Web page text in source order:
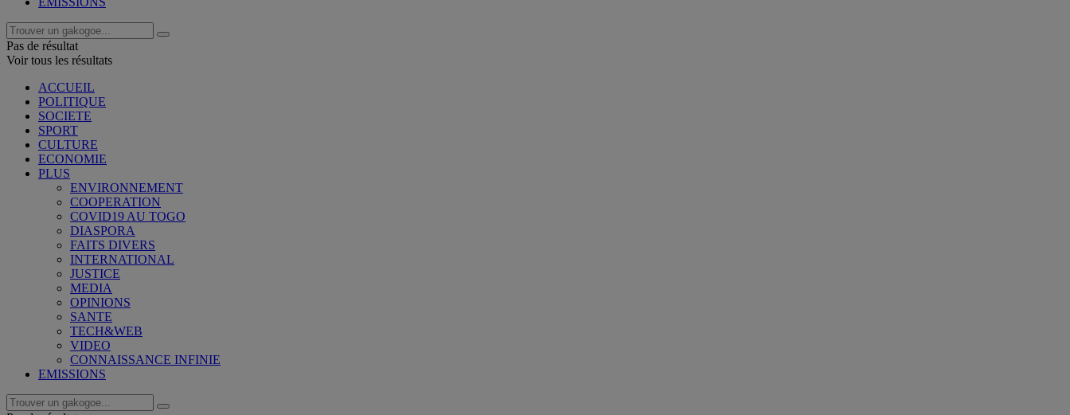
Pas de résultat
Voir tous les résultats
ACCUEIL
POLITIQUE
SOCIETE
SPORT
CULTURE
ECONOMIE
PLUS
ENVIRONNEMENT
COOPERATION
COVID19 AU TOGO
DIASPORA
FAITS DIVERS
INTERNATIONAL
JUSTICE
MEDIA
OPINIONS
SANTE
TECH&WEB
VIDEO
CONNAISSANCE INFINIE
EMISSIONS